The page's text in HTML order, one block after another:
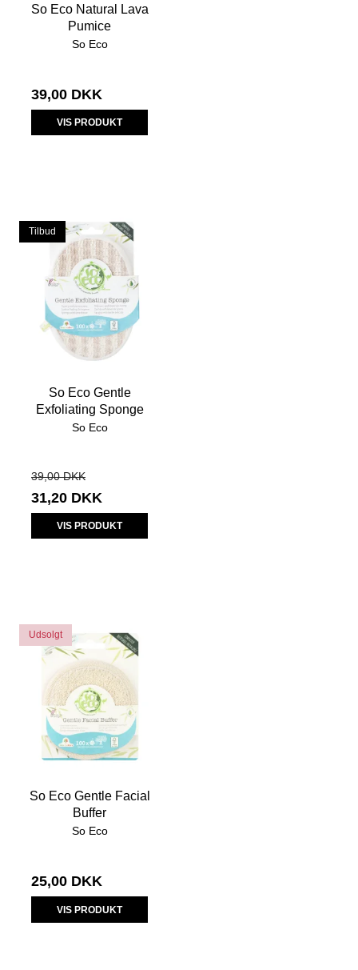
So Eco Natural Lava
Pumice
So Eco
39,00 DKK
VIS PRODUKT
Tilbud
So Eco Gentle
Exfoliating Sponge
So Eco
39,00 DKK
31,20 DKK
VIS PRODUKT
Udsolgt
So Eco Gentle Facial
Buffer
So Eco
25,00 DKK
VIS PRODUKT